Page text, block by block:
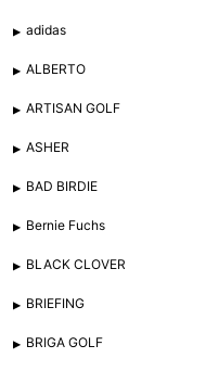
adidas
ALBERTO
ARTISAN GOLF
ASHER
BAD BIRDIE
Bernie Fuchs
BLACK CLOVER
BRIEFING
BRIGA GOLF